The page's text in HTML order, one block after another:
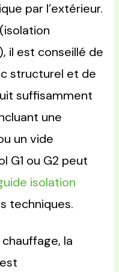
par l’extérieur.
il est conseillé de
structurel et de
suffisamment
une
un vide
G1 ou G2 peut
isolation
techniques.
la
est